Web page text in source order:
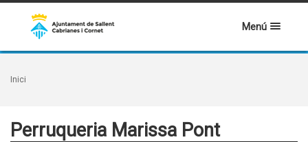
Menú
Inici
Perruqueria Marissa Pont